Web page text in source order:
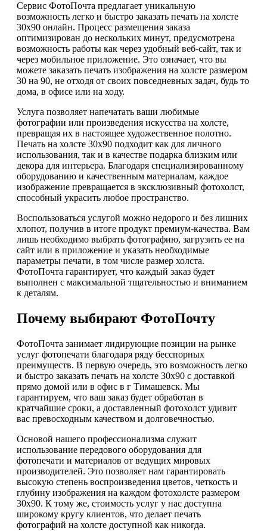
Сервис ФотоПочта предлагает уникальную
возможность легко и быстро заказать печать на холсте
30х90 онлайн. Процесс размещения заказа
оптимизирован до нескольких минут, предусмотрена
возможность работы как через удобный веб-сайт, так и
через мобильное приложение. Это означает, что вы
можете заказать печать изображения на холсте размером
30 на 90, не отходя от своих повседневных задач, будь то
дома, в офисе или на ходу.
Услуга позволяет напечатать ваши любимые
фотографии или произведения искусства на холсте,
превращая их в настоящее художественное полотно.
Печать на холсте 30х90 подходит как для личного
использования, так и в качестве подарка близким или
декора для интерьера. Благодаря специализированному
оборудованию и качественным материалам, каждое
изображение превращается в эксклюзивный фотохолст,
способный украсить любое пространство.
Воспользоваться услугой можно недорого и без лишних
хлопот, получив в итоге продукт премиум-качества. Вам
лишь необходимо выбрать фотографию, загрузить ее на
сайт или в приложение и указать необходимые
параметры печати, в том числе размер холста.
ФотоПочта гарантирует, что каждый заказ будет
выполнен с максимальной тщательностью и вниманием
к деталям.
Почему выбирают ФотоПочту
ФотоПочта занимает лидирующие позиции на рынке
услуг фотопечати благодаря ряду бесспорных
преимуществ. В первую очередь, это возможность легко
и быстро заказать печать на холсте 30х90 с доставкой
прямо домой или в офис в г Тимашевск. Мы
гарантируем, что ваш заказ будет обработан в
кратчайшие сроки, а доставленный фотохолст удивит
вас превосходным качеством и долговечностью.
Основой нашего профессионализма служит
использование передового оборудования для
фотопечати и материалов от ведущих мировых
производителей. Это позволяет нам гарантировать
высокую степень воспроизведения цветов, четкость и
глубину изображения на каждом фотохолсте размером
30х90. К тому же, стоимость услуг у нас доступна
широкому кругу клиентов, что делает печать
фотографий на холсте доступной как никогда.